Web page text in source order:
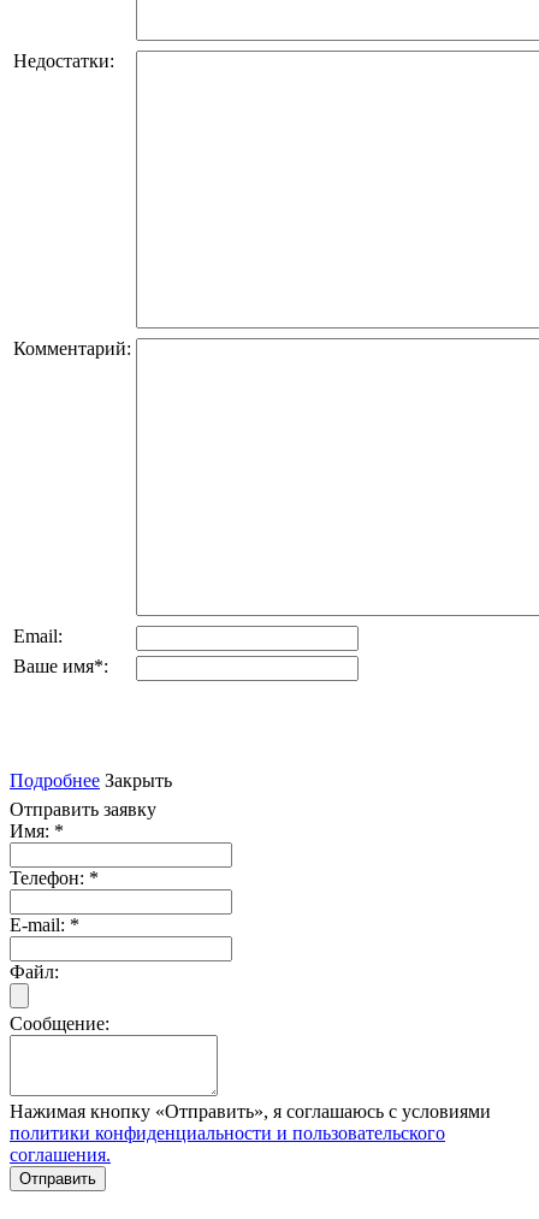
Недостатки:
Комментарий:
Email:
Ваше имя*:
Подробнее Закрыть
Отправить заявку
Имя: *
Телефон: *
E-mail: *
Файл:
Сообщение:
Нажимая кнопку «Отправить», я соглашаюсь с условиями
политики конфиденциальности и пользовательского
соглашения.
Отправить